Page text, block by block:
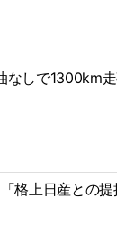
なしで1300km
「格上日産との